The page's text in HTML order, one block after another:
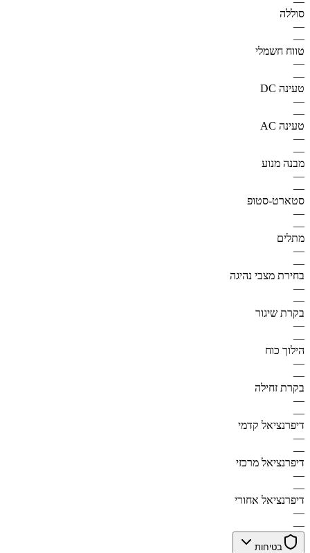
סוללה
—
—
טווח חשמלי
—
—
טעינה DC
—
—
טעינה AC
—
—
מבנה מנוע
—
—
סטארט-סטופ
—
—
מתלים
—
—
בחירת מצבי נהיגה
—
—
בקרת שיגור
—
—
הילוך כוח
—
—
בקרת זחילה
—
—
דיפרנציאל קדמי
—
—
דיפרנציאל מרכזי
—
—
דיפרנציאל אחורי
—
—
בטיחות